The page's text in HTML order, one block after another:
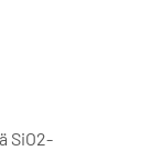
SiO2-